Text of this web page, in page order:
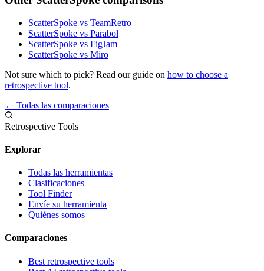
ScatterSpoke vs TeamRetro
ScatterSpoke vs Parabol
ScatterSpoke vs FigJam
ScatterSpoke vs Miro
Not sure which to pick? Read our guide on how to choose a
retrospective tool.
← Todas las comparaciones
Retrospective Tools
Explorar
Todas las herramientas
Clasificaciones
Tool Finder
Envíe su herramienta
Quiénes somos
Comparaciones
Best retrospective tools